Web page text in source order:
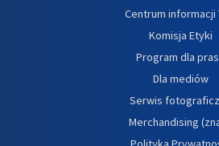
Centrum informacji
Komisja Etyki
Program dla
Dla mediów
Serwis
Merchandising